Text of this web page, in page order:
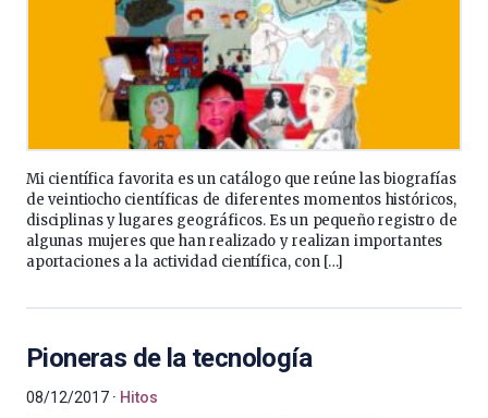
Mi científica favorita es un catálogo que reúne las biografías
de veintiocho científicas de diferentes momentos históricos,
disciplinas y lugares geográficos. Es un pequeño registro de
algunas mujeres que han realizado y realizan importantes
aportaciones a la actividad científica, con […]
Pioneras de la tecnología
08/12/2017 Hitos